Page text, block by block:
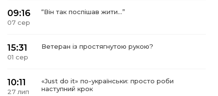
09:16
07 сер
“Він так поспішав жити…”
15:31
01 сер
Ветеран із простягнутою рукою?
10:11
27 лип
«Just do it» по-українськи: просто роби
наступний крок